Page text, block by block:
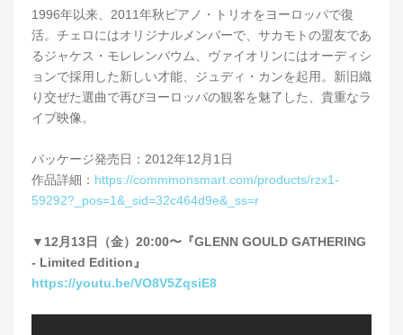
1996年以来、2011年秋ピアノ・トリオをヨーロッパで復
活。チェロにはオリジナルメンバーで、サカモトの盟友であ
るジャケス・モレレンバウム、ヴァイオリンにはオーディシ
ョンで採用した新しい才能、ジュディ・カンを起用。新旧織
り交ぜた選曲で再びヨーロッパの観客を魅了した、貴重なラ
イブ映像。
パッケージ発売日：2012年12月1日
作品詳細： https://commmonsmart.com/products/rzx1-
59292?_pos=1&_sid=32c464d9e&_ss=r
▼12月13日（金）20:00〜『GLENN GOULD GATHERING
- Limited Edition』
https://youtu.be/VO8V5ZqsiE8